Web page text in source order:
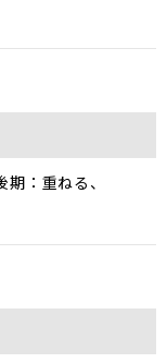
：重ねる、